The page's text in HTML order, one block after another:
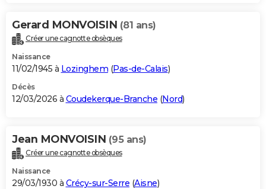
Gerard MONVOISIN (81 ans)
Créer une cagnotte obsèques
Naissance
11/02/1945 à Lozinghem (Pas-de-Calais)
Décès
12/03/2026 à Coudekerque-Branche (Nord)
Jean MONVOISIN (95 ans)
Créer une cagnotte obsèques
Naissance
29/03/1930 à Crécy-sur-Serre (Aisne)